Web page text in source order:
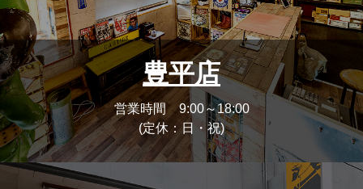
豊平店
営業時間 9:00～18:00
(定休：日・祝)